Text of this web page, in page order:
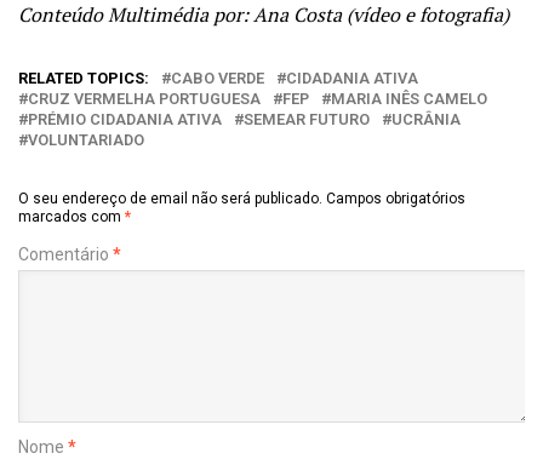
Conteúdo Multimédia por: Ana Costa (vídeo e fotografia)
RELATED TOPICS: CABO VERDE
CIDADANIA ATIVA
CRUZ VERMELHA PORTUGUESA
FEP
MARIA INÊS CAMELO
PRÉMIO CIDADANIA ATIVA
SEMEAR FUTURO
UCRÂNIA
VOLUNTARIADO
O seu endereço de email não será publicado. Campos obrigatórios
marcados com *
Comentário *
Nome *